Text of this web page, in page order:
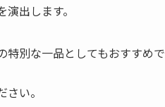
出します。
特別な一品としてもおすすめで
い。